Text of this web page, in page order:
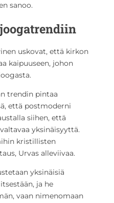
sanoo.
uskovat, että kirkon
kaipuuseen, johon
trendin pintaa
että postmoderni
siihen, että
yksinäisyyttä.
kristillisten
Urvas alleviivaa.
yksinäisiä
ja he
vaan nimenomaan